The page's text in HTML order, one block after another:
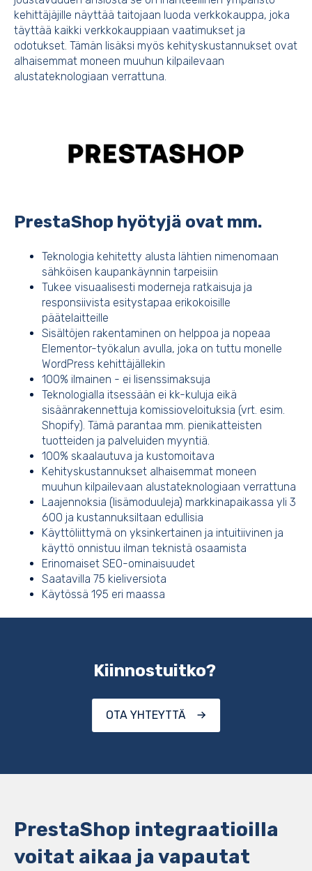
kehittäjäjille näyttää taitojaan luoda verkkokauppa, joka
täyttää kaikki verkkokauppiaan vaatimukset ja
odotukset. Tämän lisäksi myös kehityskustannukset ovat
alhaisemmat moneen muuhun kilpailevaan
alustateknologiaan verrattuna.
PrestaShop hyötyjä ovat mm.
Teknologia kehitetty alusta lähtien nimenomaan
sähköisen kaupankäynnin tarpeisiin
Tukee visuaalisesti moderneja ratkaisuja ja
responsiivista esitystapaa erikokoisille
päätelaitteille
Sisältöjen rakentaminen on helppoa ja nopeaa
Elementor-työkalun avulla, joka on tuttu monelle
WordPress kehittäjällekin
100% ilmainen - ei lisenssimaksuja
Teknologialla itsessään ei kk-kuluja eikä
sisäänrakennettuja komissioveloituksia (vrt. esim.
Shopify). Tämä parantaa mm. pienikatteisten
tuotteiden ja palveluiden myyntiä.
100% skaalautuva ja kustomoitava
Kehityskustannukset alhaisemmat moneen
muuhun kilpailevaan alustateknologiaan verrattuna
Laajennoksia (lisämoduuleja) markkinapaikassa yli 3
600 ja kustannuksiltaan edullisia
Käyttöliittymä on yksinkertainen ja intuitiivinen ja
käyttö onnistuu ilman teknistä osaamista
Erinomaiset SEO-ominaisuudet
Saatavilla 75 kieliversiota
Käytössä 195 eri maassa
Kiinnostuitko?
OTA YHTEYTTÄ
PrestaShop integraatioilla
voitat aikaa ja vapautat